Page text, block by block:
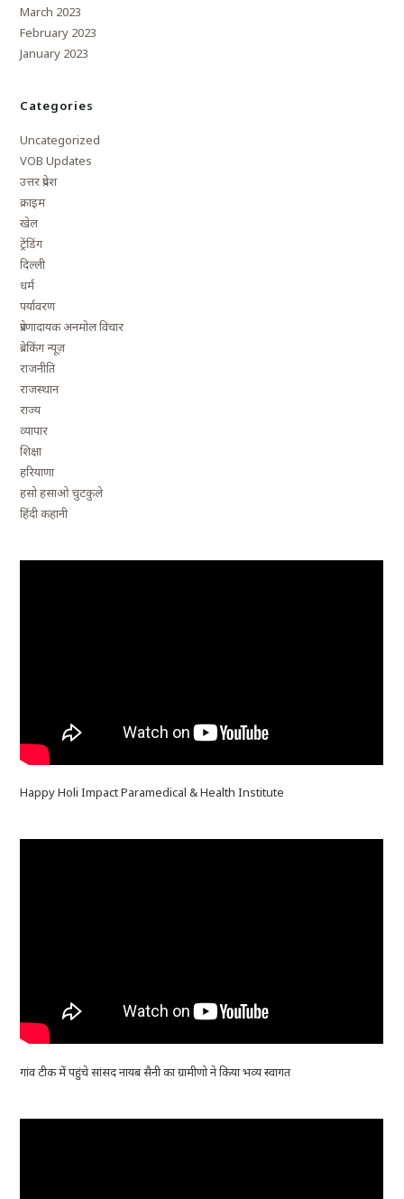
March 2023
February 2023
January 2023
Categories
Uncategorized
VOB Updates
उत्तर प्रदेश
क्राइम
खेल
ट्रेंडिंग
दिल्ली
धर्म
पर्यावरण
प्रेरणादायक अनमोल विचार
ब्रेकिंग न्यूज़
राजनीति
राजस्थान
राज्य
व्यापार
शिक्षा
हरियाणा
हसो हसाओ चुटकुले
हिंदी कहानी
Happy Holi Impact Paramedical & Health Institute
गांव टीक में पहुंचे सांसद नायब सैनी का ग्रामीणो ने किया भव्य स्वागत